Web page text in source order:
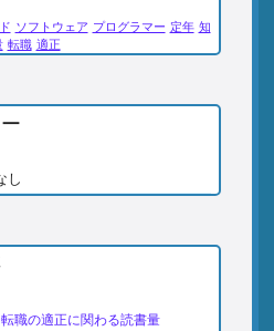
ソフトウェア プログラマー 定年 知
転職 適正
し
職の適正に関わる読書量